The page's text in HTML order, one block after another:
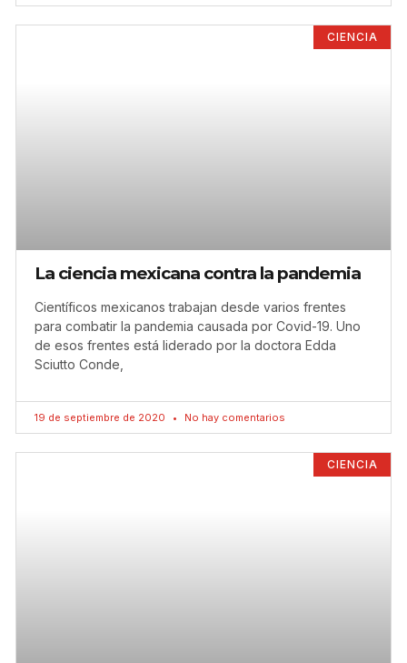
CIENCIA
La ciencia mexicana contra la pandemia
Científicos mexicanos trabajan desde varios frentes
para combatir la pandemia causada por Covid-19. Uno
de esos frentes está liderado por la doctora Edda
Sciutto Conde,
19 de septiembre de 2020 No hay comentarios
CIENCIA